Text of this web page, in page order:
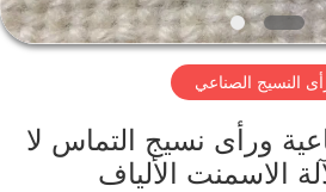
النسيج الصناعي
ورأى نسيج التماس لا
الاسمنت الألياف